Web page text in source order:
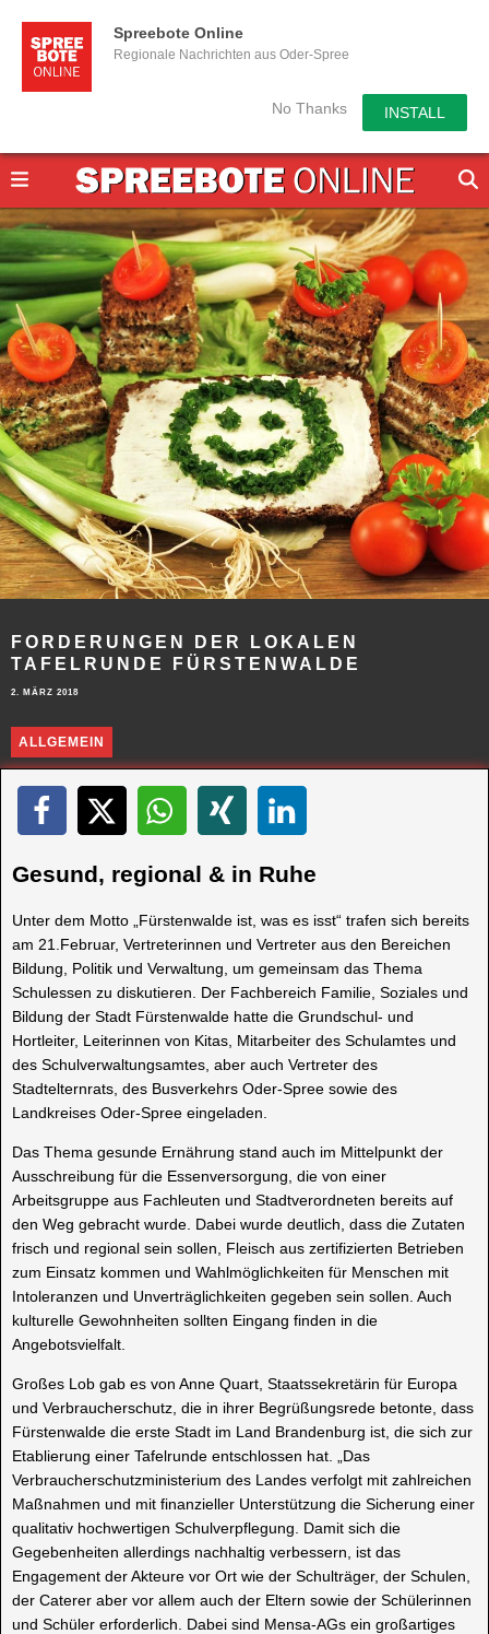
Spreebote Online
Regionale Nachrichten aus Oder-Spree
No Thanks INSTALL
FORDERUNGEN DER LOKALEN
TAFELRUNDE FÜRSTENWALDE
2. MÄRZ 2018
ALLGEMEIN
Gesund, regional & in Ruhe
Unter dem Motto „Fürstenwalde ist, was es isst“ trafen sich bereits
am 21.Februar, Vertreterinnen und Vertreter aus den Bereichen
Bildung, Politik und Verwaltung, um gemeinsam das Thema
Schulessen zu diskutieren. Der Fachbereich Familie, Soziales und
Bildung der Stadt Fürstenwalde hatte die Grundschul- und
Hortleiter, Leiterinnen von Kitas, Mitarbeiter des Schulamtes und
des Schulverwaltungsamtes, aber auch Vertreter des
Stadtelternrats, des Busverkehrs Oder-Spree sowie des
Landkreises Oder-Spree eingeladen.
Das Thema gesunde Ernährung stand auch im Mittelpunkt der
Ausschreibung für die Essenversorgung, die von einer
Arbeitsgruppe aus Fachleuten und Stadtverordneten bereits auf
den Weg gebracht wurde. Dabei wurde deutlich, dass die Zutaten
frisch und regional sein sollen, Fleisch aus zertifizierten Betrieben
zum Einsatz kommen und Wahlmöglichkeiten für Menschen mit
Intoleranzen und Unverträglichkeiten gegeben sein sollen. Auch
kulturelle Gewohnheiten sollten Eingang finden in die
Angebotsvielfalt.
Großes Lob gab es von Anne Quart, Staatssekretärin für Europa
und Verbraucherschutz, die in ihrer Begrüßungsrede betonte, dass
Fürstenwalde die erste Stadt im Land Brandenburg ist, die sich zur
Etablierung einer Tafelrunde entschlossen hat. „Das
Verbraucherschutzministerium des Landes verfolgt mit zahlreichen
Maßnahmen und mit finanzieller Unterstützung die Sicherung einer
qualitativ hochwertigen Schulverpflegung. Damit sich die
Gegebenheiten allerdings nachhaltig verbessern, ist das
Engagement der Akteure vor Ort wie der Schulträger, der Schulen,
der Caterer aber vor allem auch der Eltern sowie der Schülerinnen
und Schüler erforderlich. Dabei sind Mensa-AGs ein großartiges